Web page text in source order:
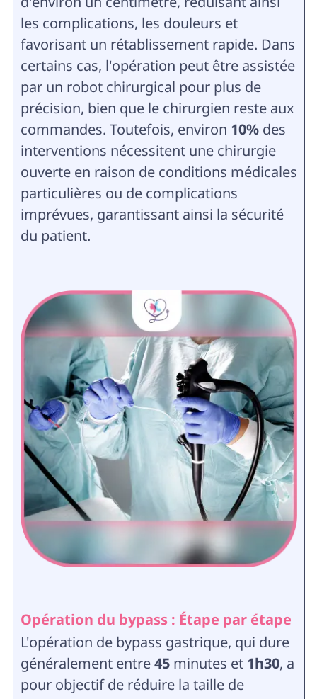
les complications, les douleurs et
favorisant un rétablissement rapide. Dans
certains cas, l'opération peut être assistée
par un robot chirurgical pour plus de
précision, bien que le chirurgien reste aux
commandes. Toutefois, environ 10%des
interventions nécessitent une chirurgie
ouverte en raison de conditions médicales
particulières ou de complications
imprévues, garantissant ainsi la sécurité
du patient.
Opération du bypass : Étape par étape
L'opération de bypass gastrique, qui dure
généralement entre45minutes et 1h30, a
pour objectif de réduire la taille de